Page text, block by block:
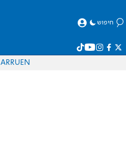
חיפוש
EN
RU
AR